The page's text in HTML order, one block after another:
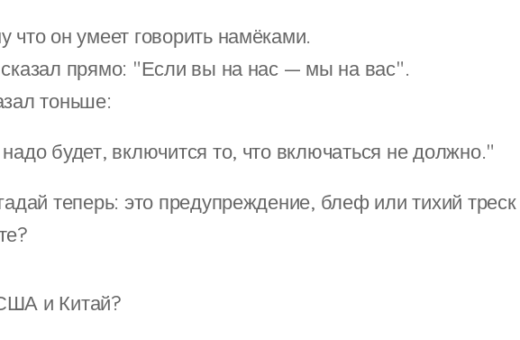
что он умеет говорить намёками.
прямо: "Если вы на нас — мы на вас".
тоньше:
будет, включится то, что включаться не должно."
теперь: это предупреждение, блеф или тихий треск
и Китай?